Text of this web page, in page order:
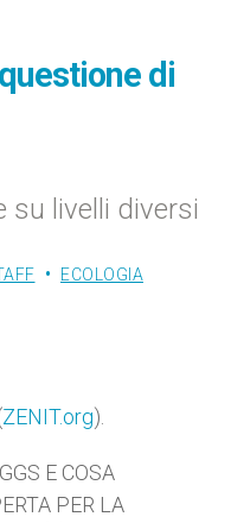
di
su livelli diversi
ECOLOGIA
ZENIT.org).
E COSA
PER LA